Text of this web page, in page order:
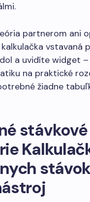
partnerom ani
vstavaná
a uvidíte widget
na praktické
žiadne
stávkové
stávok